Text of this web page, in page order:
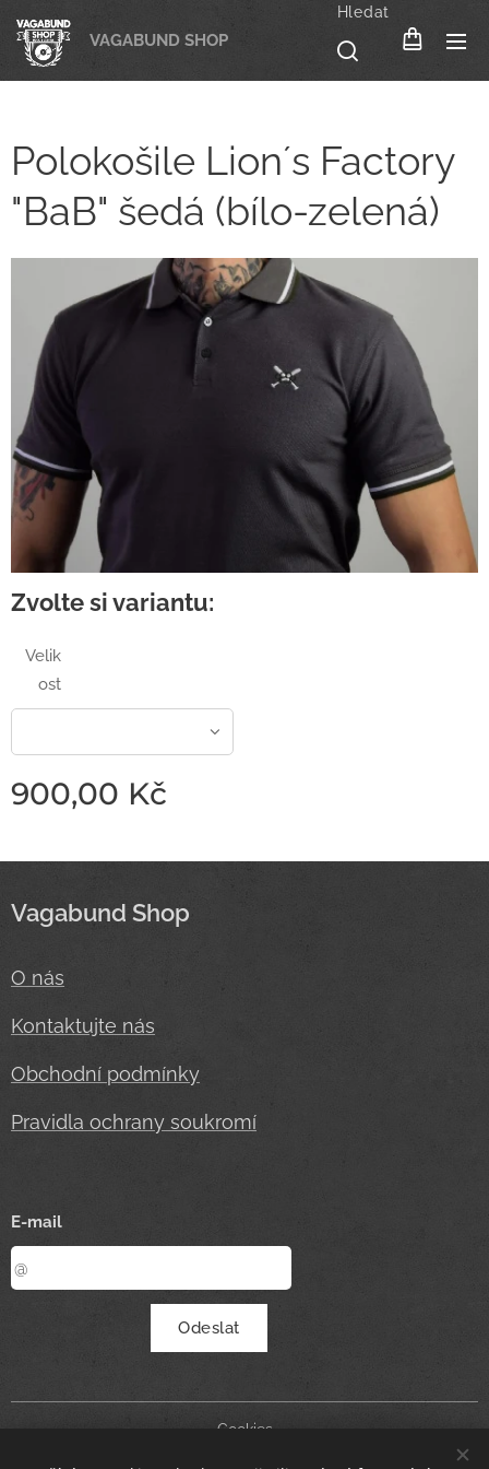
VAGABUND SHOP
Hledat
Polokošile Lion´s Factory
"BaB" šedá (bílo-zelená)
Zvolte si variantu:
Velik
ost
900,00 Kč
Vagabund Shop
O nás
Kontaktujte nás
Obchodní podmínky
Pravidla ochrany soukromí
E-mail
Odeslat
Cookies